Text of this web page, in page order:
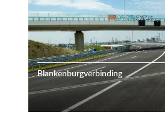
Blankenburgverbinding